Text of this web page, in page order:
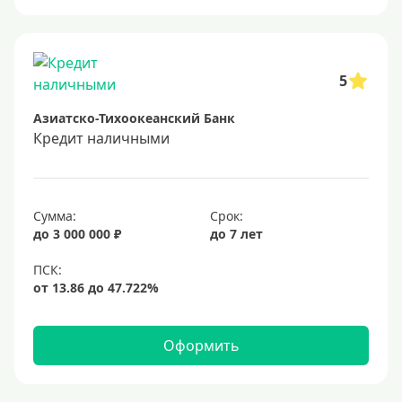
Способы выдачи
Не выходя из дома
С доставкой на дом
Наличными
В долларах США
В евро
Заемщики
5
Азиатско-Тихоокеанский Банк
Кредит наличными
Сумма:
до 3 000 000 ₽
Срок:
до 7 лет
Оформить